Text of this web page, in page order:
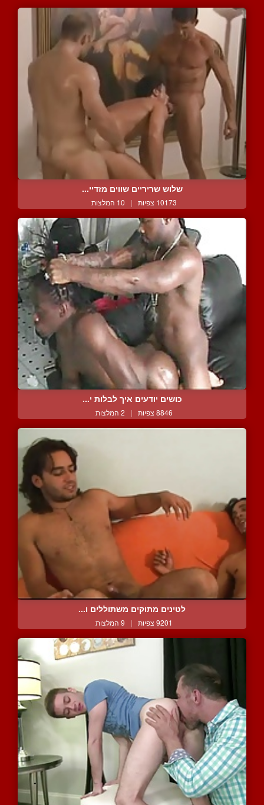
שלוש שריריים שווים מזדיי...
10173 צפיות | 10 המלצות
כושים יודעים איך לבלות י...
8846 צפיות | 2 המלצות
לטינים מתוקים משתוללים ו...
9201 צפיות | 9 המלצות